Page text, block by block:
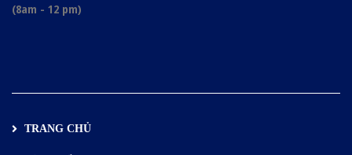
(8am - 12 pm)
TRANG CHỦ